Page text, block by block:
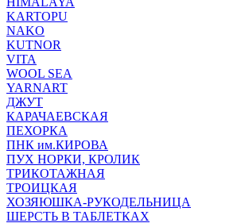
KARTOPU
NAKO
KUTNOR
VITA
WOOL SEA
YARNART
ДЖУТ
КАРАЧАЕВСКАЯ
ПЕХОРКА
ПНК им.КИРОВА
ПУХ НОРКИ, КРОЛИК
ТРИКОТАЖНАЯ
ТРОИЦКАЯ
ХОЗЯЮШКА-РУКОДЕЛЬНИЦА
ШЕРСТЬ В ТАБЛЕТКАХ